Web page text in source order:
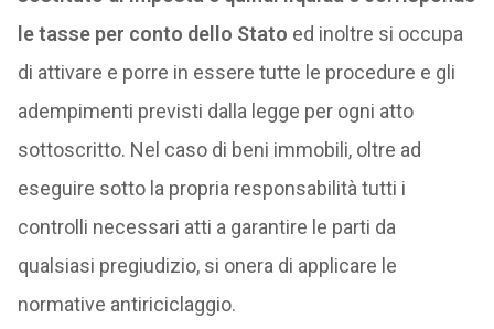
le tasse per conto dello Stato ed inoltre si occupa
di attivare e porre in essere tutte le procedure e gli
adempimenti previsti dalla legge per ogni atto
sottoscritto. Nel caso di beni immobili, oltre ad
eseguire sotto la propria responsabilità tutti i
controlli necessari atti a garantire le parti da
qualsiasi pregiudizio, si onera di applicare le
normative antiriciclaggio.